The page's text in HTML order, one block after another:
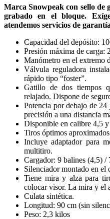
Marca Snowpeak con sello de
grabado en el bloque.
atendemos servicios de
Capacidad del depósito:
Presión máxima de carga:
Manómetro en el extremo
Válvula reguladora
rápido tipo “foster”.
Gatillo de dos tiempos
relajado. Dispone de
Potencia por debajo de
precisión a una distancia
Disponible en calibre 4,5
Tiros óptimos
Incluye adaptador para
multitiro.
Cargador: 9 balines (4,5) /
Silenciador montado en el
Tiene mira y alza para
colocar visor. La mira y el
Culata sintética.
Longitud: 90 cm (sin
Peso: 2,3 kilos